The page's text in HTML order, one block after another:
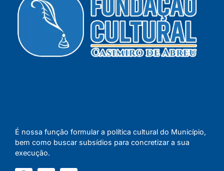
É nossa função formular a política cultural do Município,
bem como buscar subsídios para concretizar a sua
execução.